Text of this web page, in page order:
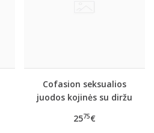
Cofasion seksualios
juodos kojinės su diržu
2575€